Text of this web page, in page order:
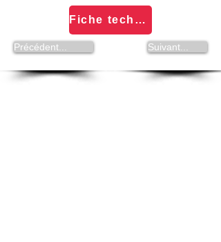
Fiche technique Courroies rondes VAR - Programme Volta
Précédent... Suivant...